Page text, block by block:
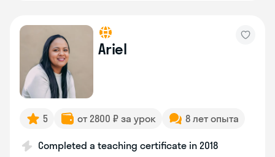
Ariel
5 от 2800 ₽ за урок 8 лет опыта
Completed a teaching certificate in 2018